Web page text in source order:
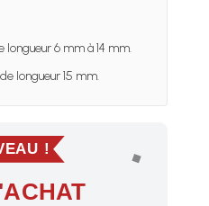
longueur 6 mm à 14 mm.
longueur 15 mm.
!